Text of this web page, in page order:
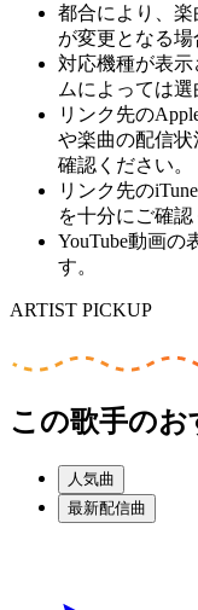
都合により、
が変更となる場
対応機種が表
ムによっては
リンク先の
や楽曲の配信
確認ください。
リンク先の
を十分にご確認
YouTube動画の
す。
ARTIST PICKUP
この歌手のお
人気曲
最新配信曲